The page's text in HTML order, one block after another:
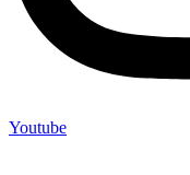
Youtube